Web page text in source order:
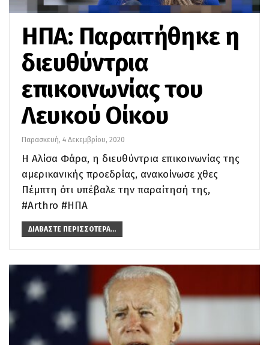
ΗΠΑ: Παραιτήθηκε η
διευθύντρια
επικοινωνίας του
Λευκού Οίκου
Παρασκευή, 4 Δεκεμβρίου, 2020
Η Αλίσα Φάρα, η διευθύντρια επικοινωνίας της
αμερικανικής προεδρίας, ανακοίνωσε χθες
Πέμπτη ότι υπέβαλε την παραίτησή της,
#Arthro #ΗΠΑ
ΔΙΑΒΆΣΤΕ ΠΕΡΙΣΣΌΤΕΡΑ...